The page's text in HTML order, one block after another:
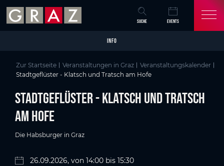
Skip to main content
Skip to table of contents
Skip to main navigation
SUCHE EVENTS
INFO
Zur Startseite Veranstaltungen in Graz
Veranstaltungskalender
Stadtgeflüster - Klatsch und Tratsch am Hofe
Stadtgeflüster - Klatsch und Tratsch
am Hofe
Die Habsburger in Graz
26.09.2026, von 14:00 bis 15:30